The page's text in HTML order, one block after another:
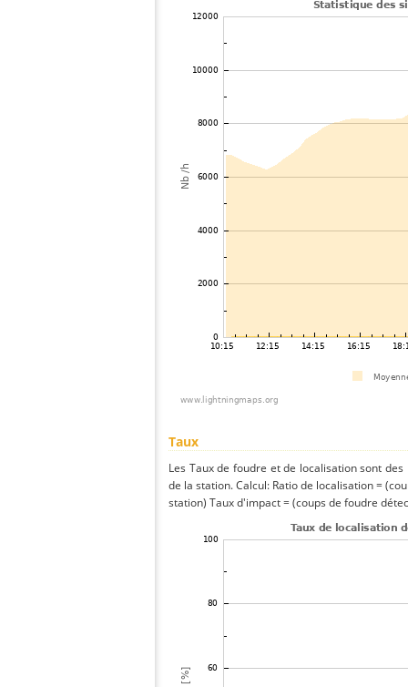
Taux
Les Taux de foudre et de localisation sont
de la station. Calcul: Ratio de localisation =
station) Taux d'impact = (coups de foudre